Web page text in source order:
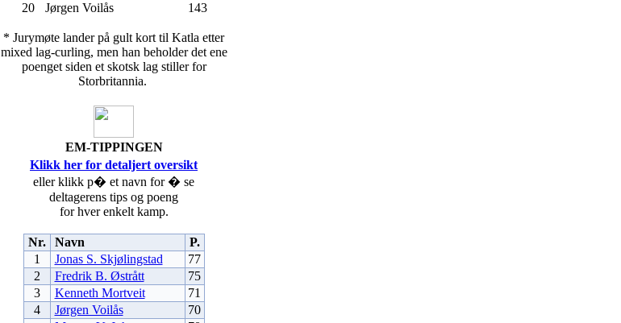
20
Jørgen Voilås 143
* Jurymøte lander på gult kort til Katla etter
mixed lag-curling, men han beholder det ene
poenget siden et skotsk lag stiller for
Storbritannia.
EM-TIPPINGEN
Klikk her for detaljert oversikt
eller klikk p� et navn for � se
deltagerens tips og poeng
for hver enkelt kamp.
Nr. Navn
P.
1
Jonas S. Skjølingstad
77
2
Fredrik B. Østrått
75
3
Kenneth Mortveit
71
4
Jørgen Voilås
70